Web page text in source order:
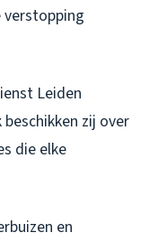
verstopping
Leiden
zij over
die elke
en